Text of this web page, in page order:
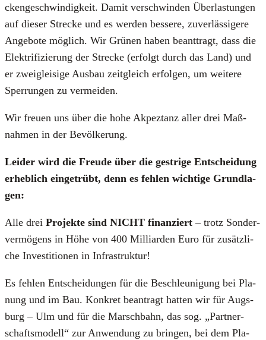
cken­ge­schwin­dig­keit. Damit ver­schwin­den Über­las­tun­gen
auf die­ser Stre­cke und es wer­den bes­se­re, zuver­läs­si­ge­re
Ange­bo­te mög­lich. Wir Grü­nen haben beant­tragt, dass die
Elek­tri­fi­zie­rung der Stre­cke (erfolgt durch das Land) und
er zwei­glei­si­ge Aus­bau zeit­gleich erfol­gen, um wei­te­re
Sper­run­gen zu ver­mei­den.
Wir freu­en uns über die hohe Akpez­tanz aller drei Maß­
nah­men in der Bevöl­ke­rung.
Lei­der wird die Freu­de über die gest­ri­ge Ent­schei­dung
erheb­lich ein­ge­trübt, denn es feh­len wich­ti­ge Grund­la­
gen:
Alle drei Pro­jek­te sind NICHT finan­ziert – trotz Son­der­
ver­mö­gens in Höhe von 400 Mil­li­ar­den Euro für zusätz­li­
che Inves­ti­tio­nen in Infra­struk­tur!
Es feh­len Ent­schei­dun­gen für die Beschleu­ni­gung bei Pla­
nung und im Bau. Kon­kret bean­tragt hat­ten wir für Augs­
burg – Ulm und für die Marsch­bahn, das sog. „Part­ner­
schafts­mo­dell“ zur Anwen­dung zu brin­gen, bei dem Pla­